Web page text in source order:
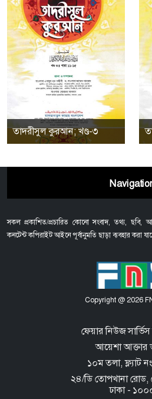
তাদরীসুল কুরআন; খণ্ড-৩
সকল প্রকাশিত/প্রচারিত কোনো সংবাদ, তথ্য, ছবি,
কনটেন্ট কপিরাইট আইনে পূর্বানুমতি ছাড়া ব্যবহার করা
Copyright @ 2026
ফেয়ার নিউজ
আয়েশা আক্তার
১০ম তলা, ফ্ল্যাট
২৪/ডি তোপখানা রোড,
ঢাকা -